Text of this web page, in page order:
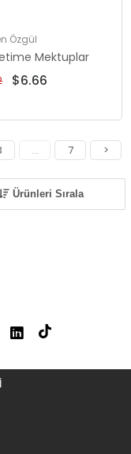
Özgül
Mektuplar
$6.66
... 7 >
Ürünleri Sırala